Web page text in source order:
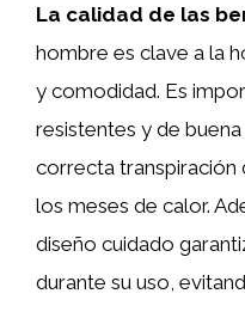
La calidad de las
hombre es clave a la
y comodidad. Es
resistentes y de
correcta transpiración
los meses de calor.
diseño cuidado
durante su uso,